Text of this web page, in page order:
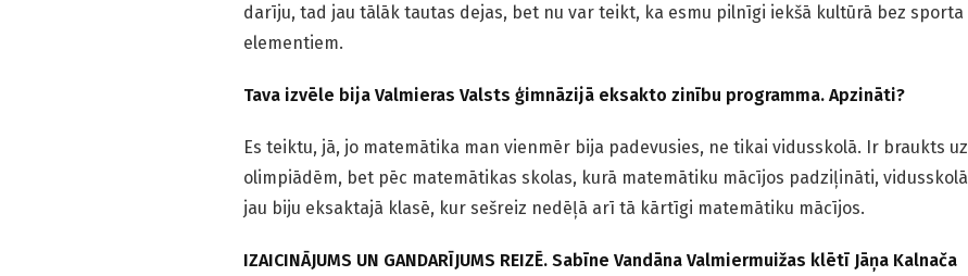
darīju, tad jau tālāk tautas dejas, bet nu var teikt, ka esmu pilnīgi iekšā kultūrā bez sporta
elementiem.
Tava izvēle bija Valmieras Valsts ģimnāzijā eksakto zinību programma. Apzināti?
Es teiktu, jā, jo matemātika man vienmēr bija padevusies, ne tikai vidusskolā. Ir braukts uz
olimpiādēm, bet pēc matemātikas skolas, kurā matemātiku mācījos padziļināti, vidusskolā
jau biju eksaktajā klasē, kur sešreiz nedēļā arī tā kārtīgi matemātiku mācījos.
IZAICINĀJUMS UN GANDARĪJUMS REIZĒ. Sabīne Vandāna Valmiermuižas klētī Jāņa Kalnača